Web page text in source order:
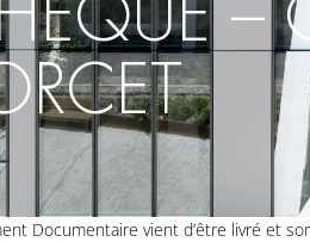
–
Documentaire vient d’être livré et